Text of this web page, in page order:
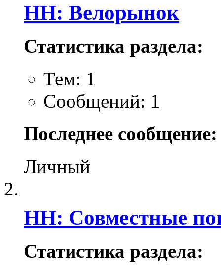
НН: Велорынок
Статистика раздела:
Тем: 1
Сообщений: 1
Последнее сообщение:
Личный
НН: Совместные
Статистика раздела: